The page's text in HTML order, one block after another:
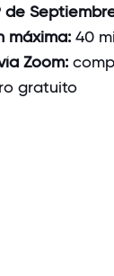
de
máxima: 40
Zoom:
gratuito